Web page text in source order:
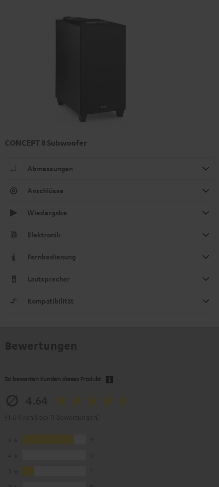
CONCEPT 8 Subwoofer
Abmessungen
Anschlüsse
Wiedergabe
Elektronik
Fernbedienung
Lautsprecher
Kompatibilität
So bewerten Kunden dieses Produkt